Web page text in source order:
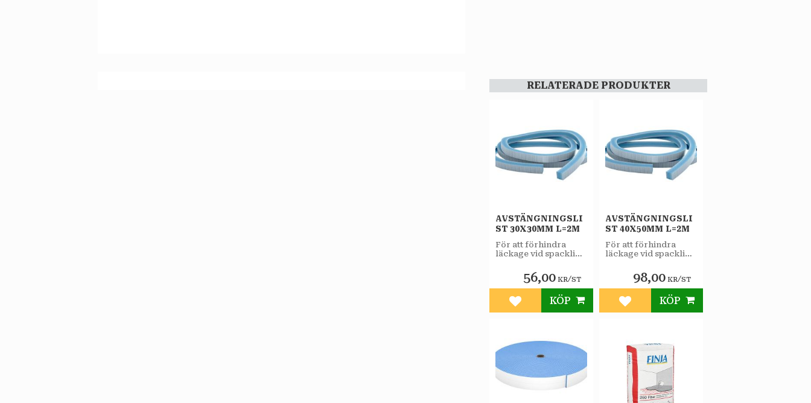
RELATERADE PRODUKTER
AVSTÄNGNINGSLI
ST 30X30MM L=2M
För att förhindra
läckage vid spackling
avjämningsmassor.
56,00KR/ST
Lägg till i favoriter
KÖP
AVSTÄNGNINGSLI
ST 40X50MM L=2M
För att förhindra
läckage vid spackling
avjämningsmassor.
98,00KR/ST
Lägg till i favoriter
KÖP